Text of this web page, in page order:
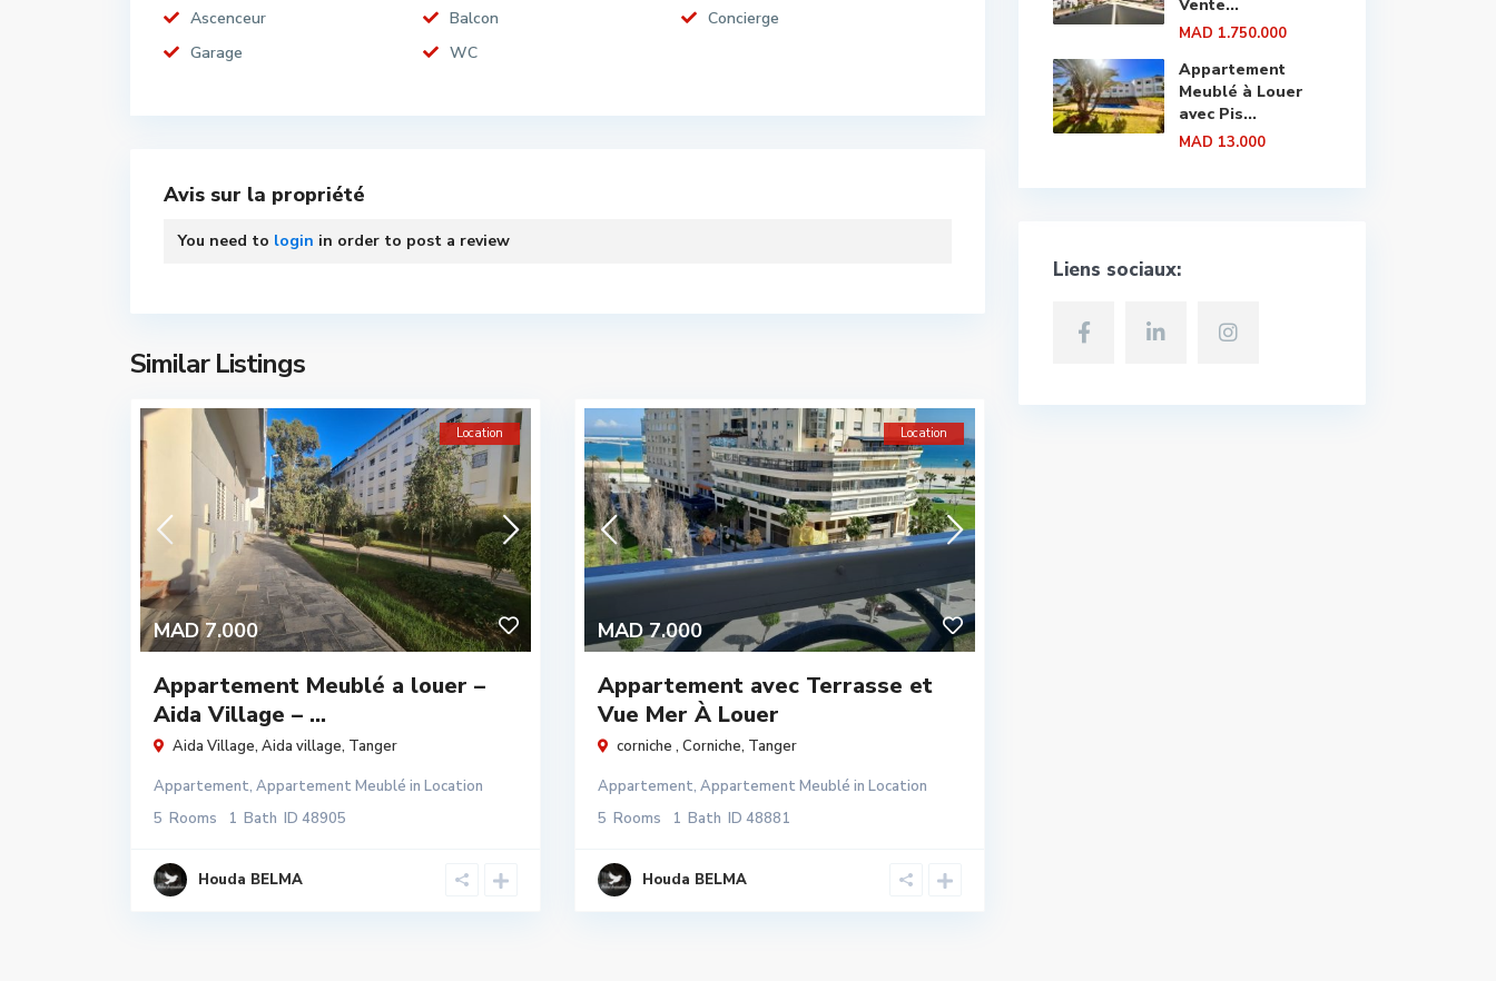
Ascenceur
Balcon
Concierge
Garage
WC
Avis sur la propriété
You need to login in order to post a review
Similar Listings
MAD 7.000
Location
Appartement Meublé a louer –
Aida Village – ...
Aida Village, Aida village, Tanger
Appartement, Appartement Meublé in Location
5 Rooms 1 Bath ID 48905
Houda BELMA
MAD 7.000
Location
Appartement avec Terrasse et
Vue Mer À Louer
corniche , Corniche, Tanger
Appartement, Appartement Meublé in Location
5 Rooms 1 Bath ID 48881
Houda BELMA
Vente...
MAD 1.750.000
Appartement
Meublé à Louer
avec Pis...
MAD 13.000
Liens sociaux: